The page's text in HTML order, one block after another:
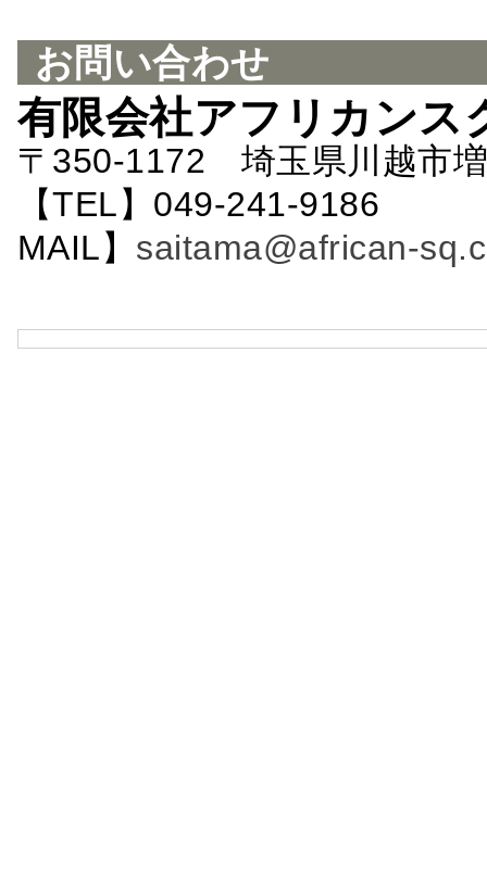
お問い合わせ
有限会社アフリカンス
〒350-1172 埼玉県川越市
【TEL】049-241-
MAIL】 saitama@african-